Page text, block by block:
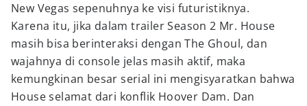
New Vegas sepenuhnya ke visi futuristiknya.
Karena itu, jika dalam trailer Season 2 Mr. House
masih bisa berinteraksi dengan The Ghoul, dan
wajahnya di console jelas masih aktif, maka
kemungkinan besar serial ini mengisyaratkan bahwa
House selamat dari konflik Hoover Dam. Dan